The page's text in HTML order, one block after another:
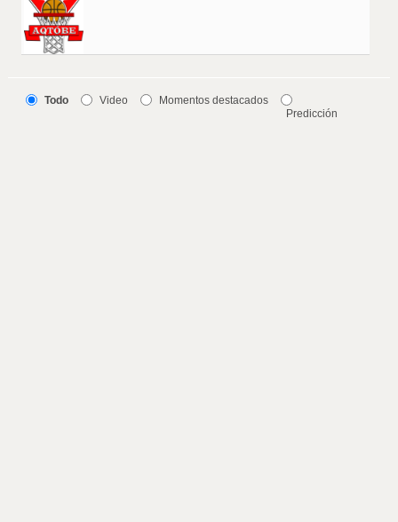
Todo Video
Momentos destacados
Predicción